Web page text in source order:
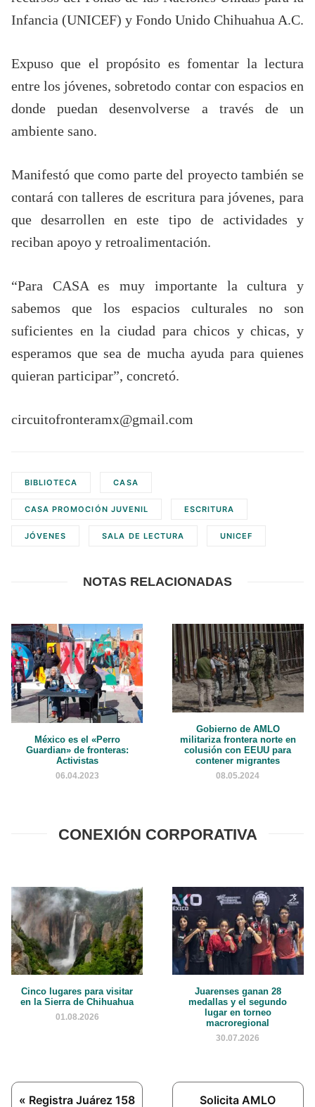
Infancia (UNICEF) y Fondo Unido Chihuahua A.C.
Expuso que el propósito es fomentar la lectura
entre los jóvenes, sobretodo contar con espacios en
donde puedan desenvolverse a través de un
ambiente sano.
Manifestó que como parte del proyecto también se
contará con talleres de escritura para jóvenes, para
que desarrollen en este tipo de actividades y
reciban apoyo y retroalimentación.
“Para CASA es muy importante la cultura y
sabemos que los espacios culturales no son
suficientes en la ciudad para chicos y chicas, y
esperamos que sea de mucha ayuda para quienes
quieran participar”, concretó.
circuitofronteramx@gmail.com
BIBLIOTECA CASA
CASA PROMOCIÓN JUVENIL ESCRITURA
JÓVENES SALA DE LECTURA UNICEF
NOTAS RELACIONADAS
México es el «Perro
Guardian» de fronteras:
Activistas
06.04.2023
Gobierno de AMLO
militariza frontera norte en
colusión con EEUU para
contener migrantes
08.05.2024
CONEXIÓN CORPORATIVA
Cinco lugares para visitar
en la Sierra de Chihuahua
01.08.2026
Juarenses ganan 28
medallas y el segundo
lugar en torneo
macroregional
30.07.2026
Previous
« Registra Juárez 158 Next
Solicita AMLO